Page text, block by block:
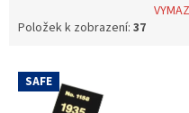
Položek k zobrazení: 37
V SAFE